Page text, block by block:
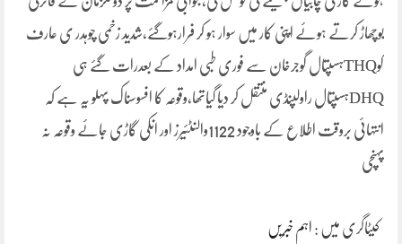
بوچھاڑ کرتے ہوئے اپنی کار میں سوار ہو کر فرارہوگئے،شدید زخمی چوہدر ی عارف
کوTHQہسپتال گوجرخان سے فوری طبی امداد کے بعدرات گئے ہی
DHQہسپتال راولپنڈی منتقل کر دیا گیاتھا،وقوعہ کا افسوسناک پہلو یہ ہے کہ
انتہائی بروقت اطلاع کے باوجود 1122والنٹئیرز اور انکی گاڑی جائے وقوعہ نہ
پہنچی
کیٹاگری میں : اہم خبریں